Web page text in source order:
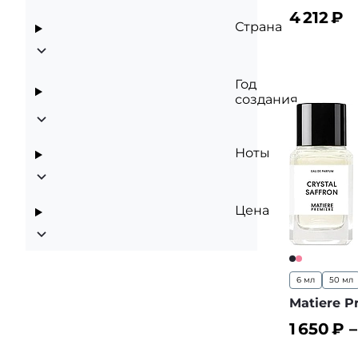
Страна
Год
создания
Ноты
Цена
4 212₽
6 мл 50 мл
Matiere
1 650₽